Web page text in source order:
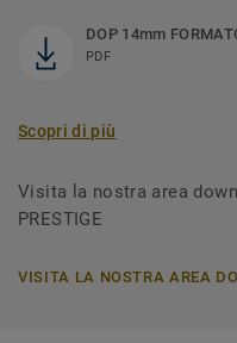
DOP 14mm
PDF
Scopri di più
Visita la nostra area
PRESTIGE
VISITA LA NOSTRA AREA